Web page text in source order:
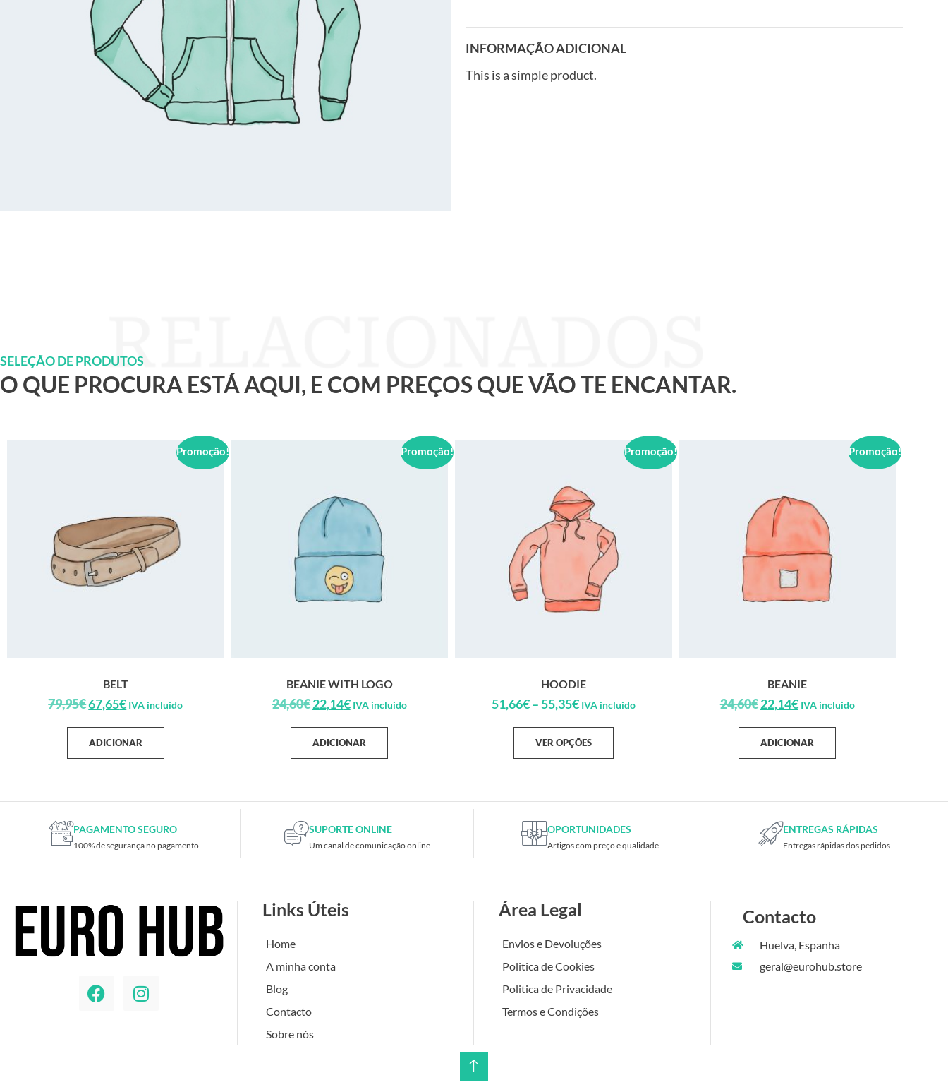
INFORMAÇÃO ADICIONAL
This is a simple product.
SELEÇÃO DE PRODUTOS
O QUE PROCURA ESTÁ AQUI, E COM PREÇOS QUE VÃO TE ENCANTAR.
Promoção!
BELT
79,95€67,65€ IVA incluido
ADICIONAR
Promoção!
BEANIE WITH LOGO
24,60€22,14€ IVA incluido
ADICIONAR
Promoção!
HOODIE
51,66€– 55,35€ IVA incluido
VER OPÇÕES
Promoção!
BEANIE
24,60€22,14€ IVA incluido
ADICIONAR
PAGAMENTO SEGURO
100% de segurança no pagamento
SUPORTE ONLINE
Um canal de comunicação online
OPORTUNIDADES
Artigos com preço e qualidade
ENTREGAS RÁPIDAS
Entregas rápidas dos pedidos
Links Úteis
Home
A minha conta
Blog
Contacto
Sobre nós
Área Legal
Envios e Devoluções
Politica de Cookies
Politica de Privacidade
Termos e Condições
Contacto
Huelva, Espanha
geral@eurohub.store